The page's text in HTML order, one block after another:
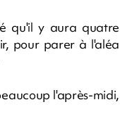
qu'il y aura quatre
pour parer à l'aléa
l'après-midi,